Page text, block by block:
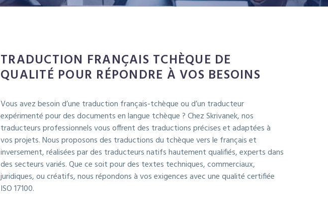
TRADUCTION FRANÇAIS TCHÈQUE DE
QUALITÉ POUR RÉPONDRE À VOS BESOINS
Vous avez besoin d’une traduction français-tchèque ou d’un traducteur
expérimenté pour des documents en langue tchèque ? Chez Skrivanek, nos
traducteurs professionnels vous offrent des traductions précises et adaptées à
vos projets. Nous proposons des traductions du tchèque vers le français et
inversement, réalisées par des traducteurs natifs hautement qualifiés, experts dans
des secteurs variés. Que ce soit pour des textes techniques, commerciaux,
juridiques, ou créatifs, nous répondons à vos exigences avec une qualité certifiée
ISO 17100.